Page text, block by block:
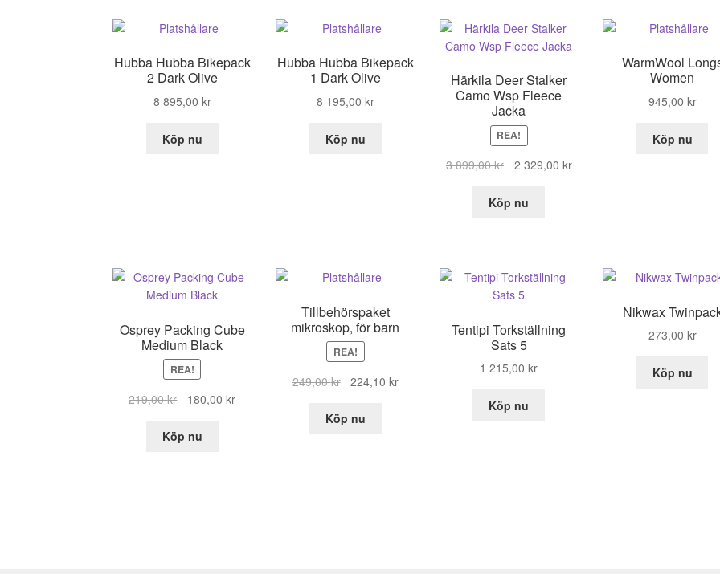
Hubba Hubba Bikepack
2 Dark Olive
8 895,00 kr
Köp nu
Hubba Hubba Bikepack
1 Dark Olive
8 195,00 kr
Köp nu
Härkila Deer Stalker
Camo Wsp Fleece
Jacka
REA!
3 899,00kr
Det
priset
2 329,00 krDet
Köp nu
WarmWool
Women
945,00 kr
Köp nu
Osprey Packing Cube
Medium Black
REA!
219,00kr
Det
priset
180,00krDet
Köp nu
Tillbehörspaket
mikroskop, för barn
REA!
249,00kr
Det
priset
224,10krDet
Köp nu
Tentipi Torkställning
Sats 5
1 215,00kr
Köp nu
Nikwax
273,00 kr
Köp nu